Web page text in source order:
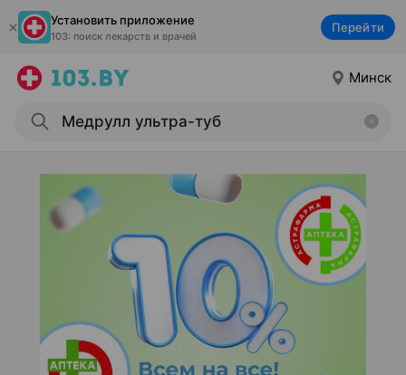
Установить приложение
103: поиск лекарств и врачей
Перейти
Минск